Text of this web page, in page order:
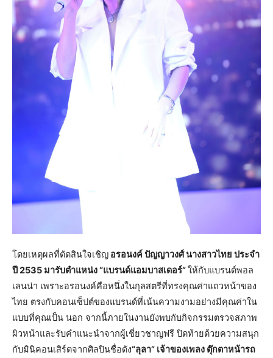
โดยเหตุผลที่ตัดสินใจเชิญ อรอนงค์ ปัญญาวงศ์ นางสาวไทย ประจำ
ปี 2535 มารับตำแหน่ง “แบรนด์แอมบาสเดอร์”ให้กับแบรนด์พอล
เลนน่า เพราะอรอนงค์คือหนึ่งในกุลสตรีที่ทรงคุณค่าแถวหน้าของ
ไทย ตรงกับคอนเซ็ปต์ของแบรนด์ที่เน้นความงามอย่างมีคุณค่าใน
แบบที่คุณเป็น นอก จากนี้ภายในงานยังพบกับกิจกรรมตรวจสภาพ
ผิวหน้าและรับคำแนะนำจากผู้เชี่ยวชาญฟรี ปิดท้ายด้วยความสนุก
กับมินิคอนเสิร์ตจากศิลปินชื่อดัง“ลุลา” เจ้าของเพลง ตุ๊กตาหน้ารถ